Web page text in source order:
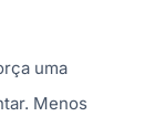
uma
Menos